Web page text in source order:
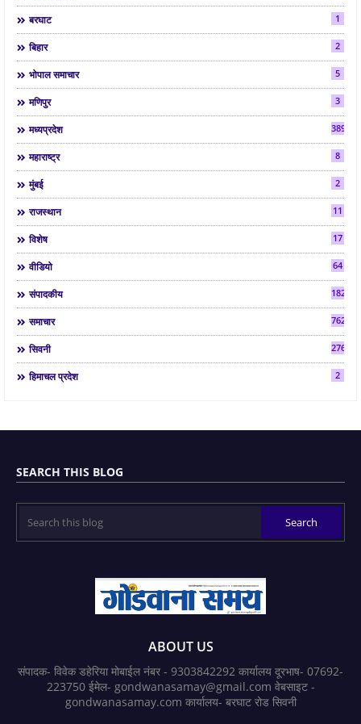
बरघाट 1
बिहार 2
भोपाल समाचार 5
मणिपुर 3
मध्यप्रदेश 3892
महाराष्ट्र 8
मुंबई 2
राजस्थान 11
विशेष 17
वीडियो 64
संपादकीय 182
समाचार 7624
सिवनी 2763
हिमाचल प्रदेश 2
SEARCH THIS BLOG
ABOUT US
संपादक- विवेक डहेरिया मोबाईल नंबर - 9303842292 कार्यालय दूरभाष- 07692-
223750 ईमेल- gondwanasamay@gmail.com वेबसाइट -
gondwanasamay.com कार्यालय- बरघाट रोड सिवनी